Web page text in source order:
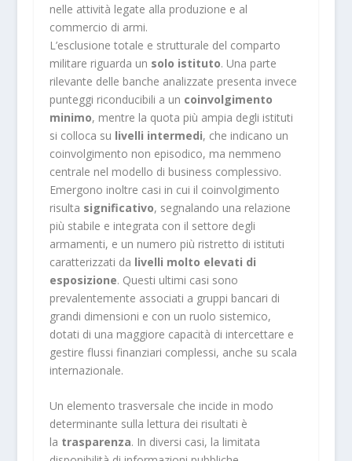
nelle attività legate alla produzione e al
commercio di armi.
L’esclusione totale e strutturale del comparto
militare riguarda un solo istituto. Una parte
rilevante delle banche analizzate presenta invece
punteggi riconducibili a un coinvolgimento
minimo, mentre la quota più ampia degli istituti
si colloca su livelli intermedi, che indicano un
coinvolgimento non episodico, ma nemmeno
centrale nel modello di business complessivo.
Emergono inoltre casi in cui il coinvolgimento
risulta significativo, segnalando una relazione
più stabile e integrata con il settore degli
armamenti, e un numero più ristretto di istituti
caratterizzati da livelli molto elevati di
esposizione. Questi ultimi casi sono
prevalentemente associati a gruppi bancari di
grandi dimensioni e con un ruolo sistemico,
dotati di una maggiore capacità di intercettare e
gestire flussi finanziari complessi, anche su scala
internazionale.
Un elemento trasversale che incide in modo
determinante sulla lettura dei risultati è
la trasparenza. In diversi casi, la limitata